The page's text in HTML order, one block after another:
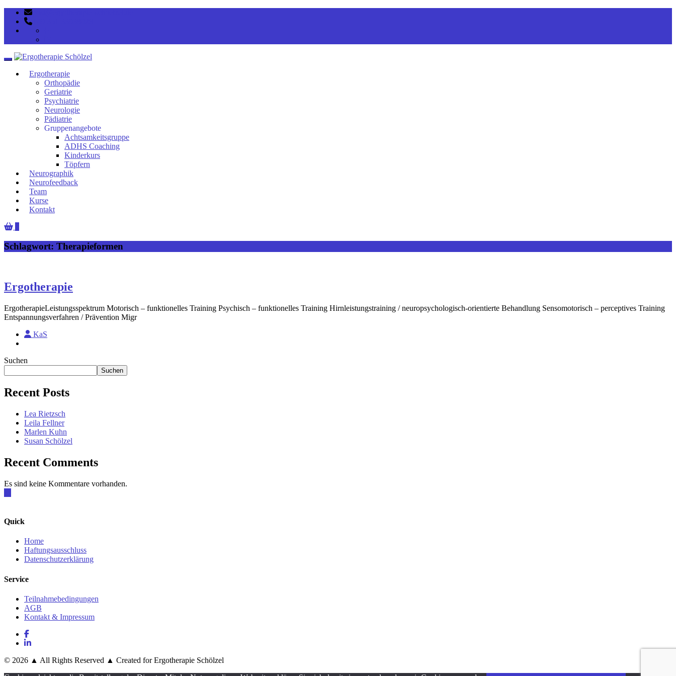
Toggle navigation
Ergotherapie
Orthopädie
Geriatrie
Psychiatrie
Neurologie
Pädiatrie
Gruppenangebote
Achtsamkeitsgruppe
ADHS Coaching
Kinderkurs
Töpfern
Neurographik
Neurofeedback
Team
Kurse
Kontakt
Schlagwort: Therapieformen
Ergotherapie
ErgotherapieLeistungsspektrum Motorisch – funktionelles Training Psychisch – funktionelles Training Hirnleistungstraining / neuropsychologisch-orientierte Behandlung Sensomotorisch – perceptives Training
Entspannungsverfahren / Prävention Migr
KaS
Suchen
Suchen
Recent Posts
Lea Rietzsch
Leila Fellner
Marlen Kuhn
Susan Schölzel
Recent Comments
Es sind keine Kommentare vorhanden.
Quick
Home
Haftungsausschluss
Datenschutzerklärung
Service
Teilnahmebedingungen
AGB
Kontakt & Impressum
© 2026 ▲ All Rights Reserved ▲ Created for Ergotherapie Schölzel